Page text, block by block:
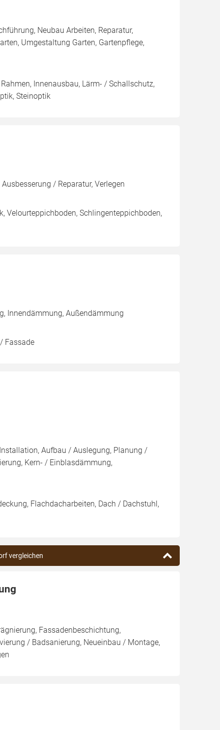
Neubau Arbeiten, Reparatur,
Umgestaltung Garten, Gartenpflege,
Innenausbau, Lärm- / Schallschutz,
Steinoptik
/ Reparatur, Verlegen
Velourteppichboden, Schlingenteppichboden,
Innendämmung, Außendämmung
Fassade
Aufbau / Auslegung, Planung /
Kern- / Einblasdämmung,
Flachdacharbeiten, Dach / Dachstuhl,
vergleichen
Fassadenbeschichtung,
/ Badsanierung, Neueinbau / Montage,